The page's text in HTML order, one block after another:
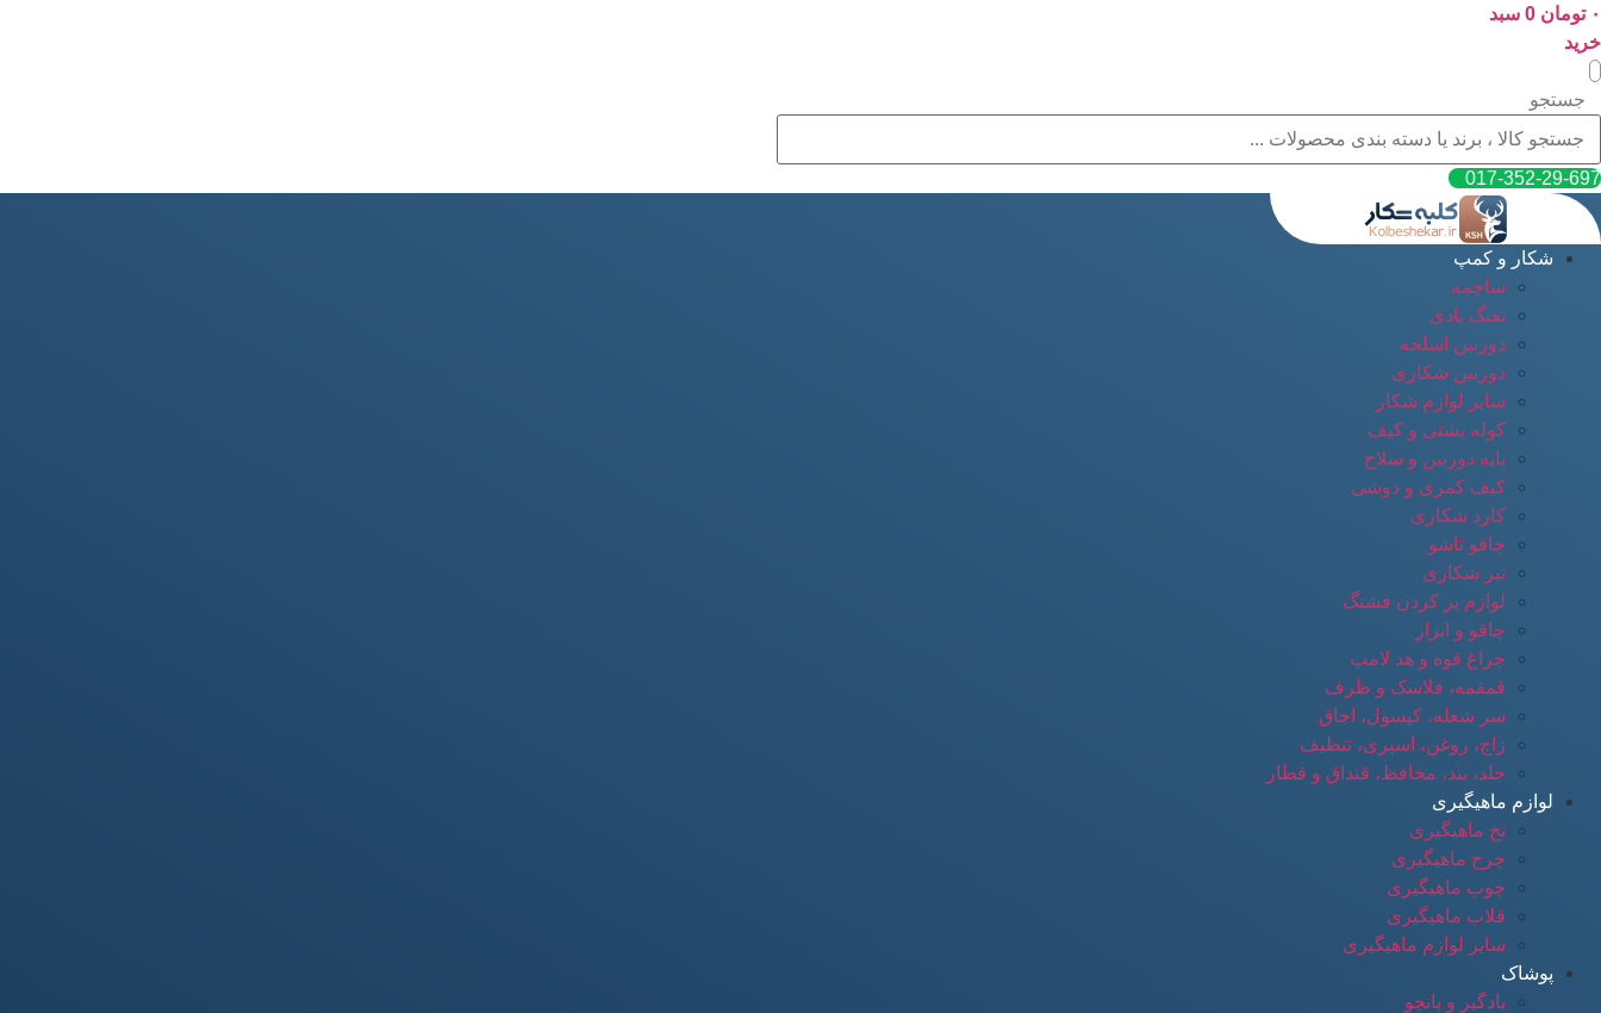
پرش
به
محتوا
۰ تومان 0 سبد
خرید
جستجو
017-352-29-697
شکار و کمپ
ساچمه
تفنگ بادی
دوربین اسلحه
دوربین شکاری
سایر لوازم شکار
کوله پشتی و کیف
پایه دوربین و سلاح
کیف کمری و دوشی
کارد شکاری
چاقو تاشو
تبر شکاری
لوازم پر کردن فشنگ
چاقو و ابزار
چراغ قوه و هد لامپ
قمقمه، فلاسک و ظرف
سر شعله، کپسول، اجاق
زاج، روغن، اسپری، تنظیف
جلد، بند، محافظ، قنداق و قطار
لوازم ماهیگیری
نخ ماهیگیری
چرخ ماهیگیری
چوب ماهیگیری
قلاب ماهیگیری
سایر لوازم ماهیگیری
پوشاک
بادگیر و پانچو